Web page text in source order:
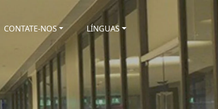
CONTATE-NOS LÍNGUAS